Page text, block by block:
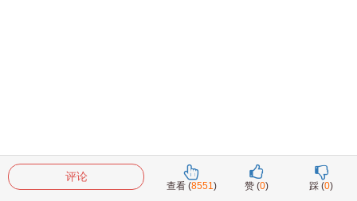
评论
踩 (0)
赞 (0)
查看 (8551)